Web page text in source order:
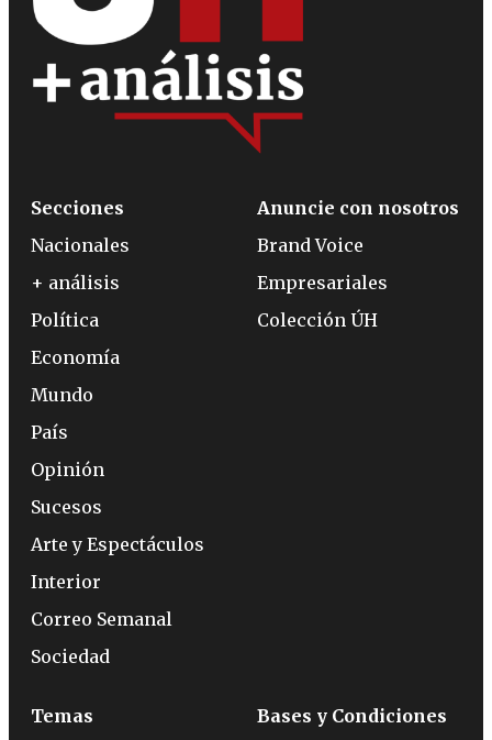
Secciones
Nacionales
+ análisis
Política
Economía
Mundo
País
Opinión
Sucesos
Arte y Espectáculos
Interior
Correo Semanal
Sociedad
Anuncie con nosotros
Brand Voice
Empresariales
Colección ÚH
Temas Bases y Condiciones